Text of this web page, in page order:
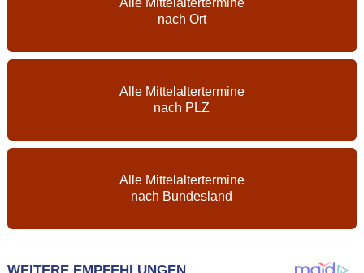
Alle Mittelaltertermine
nach Ort
Alle Mittelaltertermine
nach PLZ
Alle Mittelaltertermine
nach Bundesland